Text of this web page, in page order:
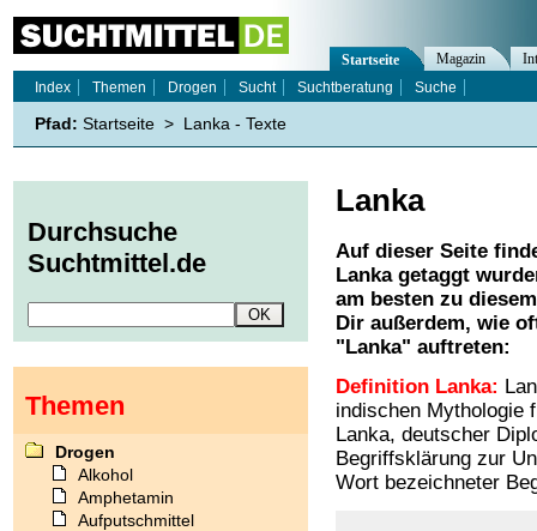
Lanka
Auf dieser Seite
Lankagetaggt
am besten zu
Dir außerdem, wie
" Lanka" auftreten:
Definition Lanka:
indischen Mythologie
Lanka, deutscher
Begriffsklärung zur
Wort bezeichneter
Startseite Magazin
Index
Themen Drogen Sucht Suchtberatung Suche
Pfad: Startseite > Lanka - Texte
Durchsuche
Suchtmittel.de
Themen
Drogen
Alkohol
Amphetamin
Aufputschmittel